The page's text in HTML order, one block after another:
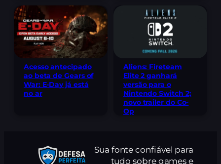
Acesso antecipado
ao beta de Gears of
War: E-Day já está
no ar
Aliens: Fireteam
Elite 2 ganhará
versão para o
Nintendo Switch 2;
novo trailer do Co-
Op
Sua fonte confiável para
tudo sobre games e